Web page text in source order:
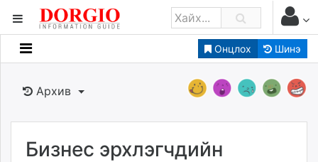
Онцлох Шинэ
Мэдээллийн
Банк санхүү
Бизнес ААН
Төрийн
Архив
Бизнес эрхлэгчдийн